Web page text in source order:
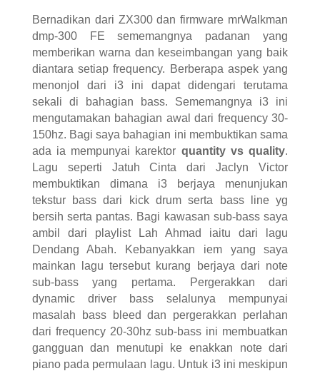
Bernadikan dari ZX300 dan firmware mrWalkman
dmp-300 FE sememangnya padanan yang
memberikan warna dan keseimbangan yang baik
diantara setiap frequency. Berberapa aspek yang
menonjol dari i3 ini dapat didengari terutama
sekali di bahagian bass. Sememangnya i3 ini
mengutamakan bahagian awal dari frequency 30-
150hz. Bagi saya bahagian ini membuktikan sama
ada ia mempunyai karektor quantity vs quality.
Lagu seperti Jatuh Cinta dari Jaclyn Victor
membuktikan dimana i3 berjaya menunjukan
tekstur bass dari kick drum serta bass line yg
bersih serta pantas. Bagi kawasan sub-bass saya
ambil dari playlist Lah Ahmad iaitu dari lagu
Dendang Abah. Kebanyakkan iem yang saya
mainkan lagu tersebut kurang berjaya dari note
sub-bass yang pertama. Pergerakkan dari
dynamic driver bass selalunya mempunyai
masalah bass bleed dan pergerakkan perlahan
dari frequency 20-30hz sub-bass ini membuatkan
gangguan dan menutupi ke enakkan note dari
piano pada permulaan lagu. Untuk i3 ini meskipun